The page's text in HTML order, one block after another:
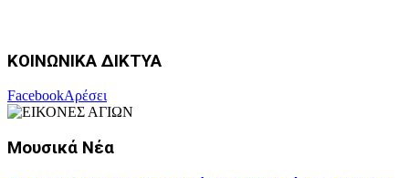
ΚΟΙΝΩΝΙΚΑ ΔΙΚΤΥΑ
FacebookΑρέσει
Μουσικά Νέα